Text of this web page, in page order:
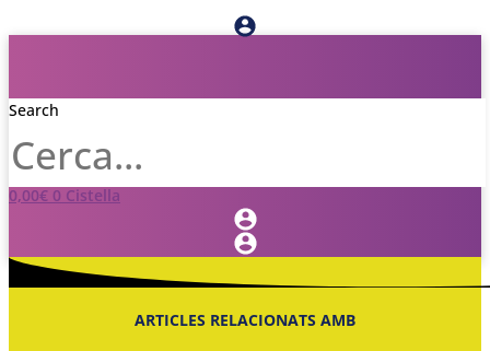
Search
0,00€ 0 Cistella
ARTICLES RELACIONATS AMB